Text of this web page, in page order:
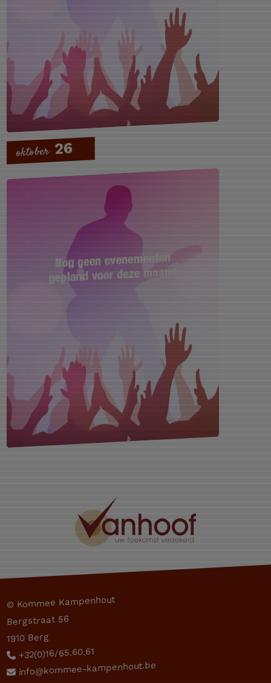
oktober 26
© Kommee Kampenhout
Bergstraat 56
1910 Berg
+32(0)16/65.60.61
info@kommee-kampenhout.be